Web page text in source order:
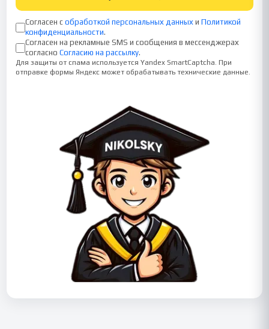
Согласен с обработкой персональных данных и Политикой
конфиденциальности.
Согласен на рекламные SMS и сообщения в мессенджерах
согласно Согласию на рассылку.
Для защиты от спама используется Yandex SmartCaptcha. При
отправке формы Яндекс может обрабатывать технические данные.